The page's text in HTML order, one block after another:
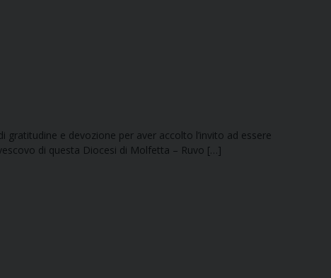
e devozione per aver accolto l’invito ad essere
di questa Diocesi di Molfetta – Ruvo […]